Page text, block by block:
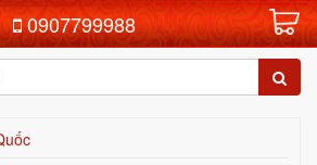
0907799988